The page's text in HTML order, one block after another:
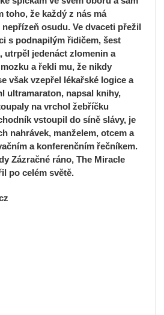
toho, že každý z nás má
osudu. Ve dvaceti přežil
s podnapilým řidičem, šest
utrpěl jedenáct zlomenin a
a řekli mu, že nikdy
však vzepřel lékařské logice a
ultramaraton, napsal knihy,
na vrchol žebříčku
vstoupil do síně slávy, je
nahrávek, manželem, otcem a
a konferenčním řečníkem.
Zázračné ráno, The Miracle
po celém světě.